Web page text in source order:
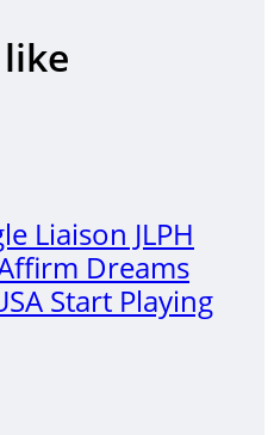
Liaison JLPH
Dreams
Start Playing